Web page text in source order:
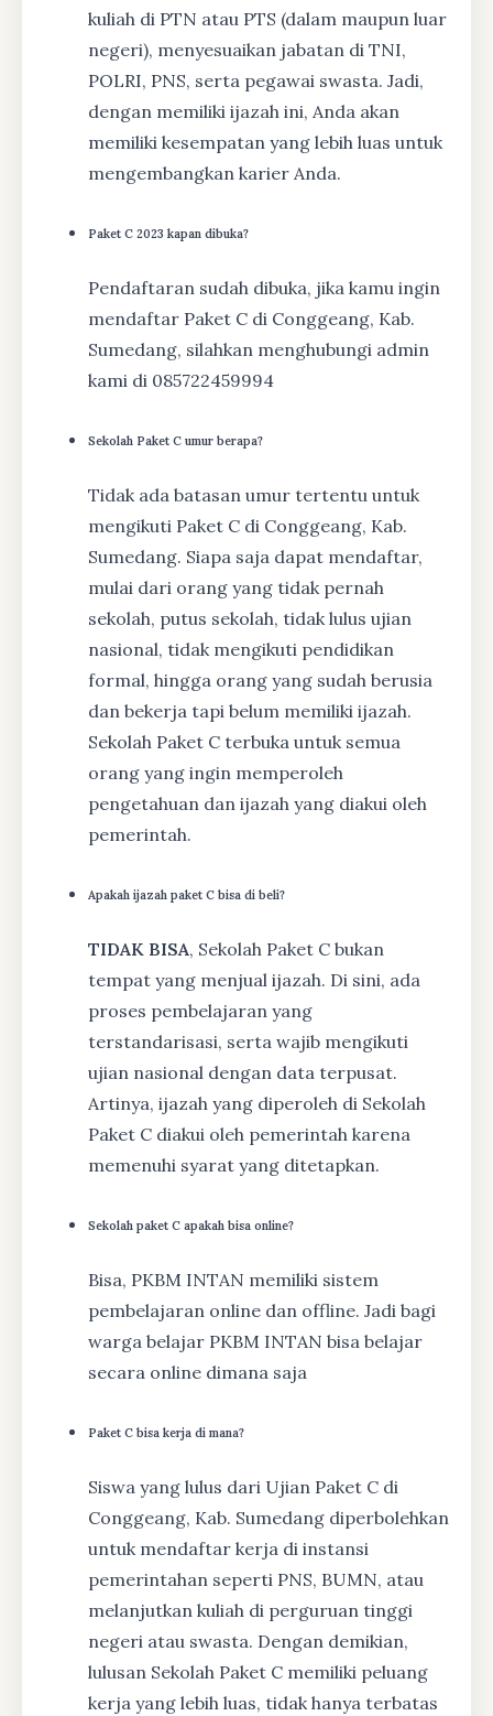
kuliah di PTN atau PTS (dalam maupun luar
negeri), menyesuaikan jabatan di TNI,
POLRI, PNS, serta pegawai swasta. Jadi,
dengan memiliki ijazah ini, Anda akan
memiliki kesempatan yang lebih luas untuk
mengembangkan karier Anda.
Paket C 2023 kapan dibuka?
Pendaftaran sudah dibuka, jika kamu ingin
mendaftar Paket C di Conggeang, Kab.
Sumedang, silahkan menghubungi admin
kami di 085722459994
Sekolah Paket C umur berapa?
Tidak ada batasan umur tertentu untuk
mengikuti Paket C di Conggeang, Kab.
Sumedang. Siapa saja dapat mendaftar,
mulai dari orang yang tidak pernah
sekolah, putus sekolah, tidak lulus ujian
nasional, tidak mengikuti pendidikan
formal, hingga orang yang sudah berusia
dan bekerja tapi belum memiliki ijazah.
Sekolah Paket C terbuka untuk semua
orang yang ingin memperoleh
pengetahuan dan ijazah yang diakui oleh
pemerintah.
Apakah ijazah paket C bisa di beli?
TIDAK BISA, Sekolah Paket C bukan
tempat yang menjual ijazah. Di sini, ada
proses pembelajaran yang
terstandarisasi, serta wajib mengikuti
ujian nasional dengan data terpusat.
Artinya, ijazah yang diperoleh di Sekolah
Paket C diakui oleh pemerintah karena
memenuhi syarat yang ditetapkan.
Sekolah paket C apakah bisa online?
Bisa, PKBM INTAN memiliki sistem
pembelajaran online dan offline. Jadi bagi
warga belajar PKBM INTAN bisa belajar
secara online dimana saja
Paket C bisa kerja di mana?
Siswa yang lulus dari Ujian Paket C di
Conggeang, Kab. Sumedang diperbolehkan
untuk mendaftar kerja di instansi
pemerintahan seperti PNS, BUMN, atau
melanjutkan kuliah di perguruan tinggi
negeri atau swasta. Dengan demikian,
lulusan Sekolah Paket C memiliki peluang
kerja yang lebih luas, tidak hanya terbatas